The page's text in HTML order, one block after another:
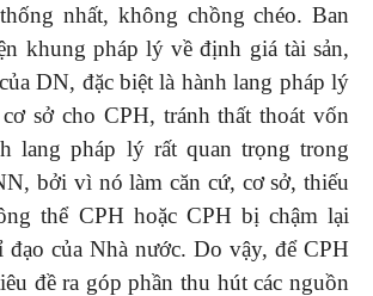
nhất, không chồng chéo. Ban
khung pháp lý về định giá tài sản,
DN, đặc biệt là hành lang pháp lý
sở cho CPH, tránh thất thoát vốn
lang pháp lý rất quan trọng trong
bởi vì nó làm căn cứ, cơ sở, thiếu
thể CPH hoặc CPH bị chậm lại
đạo của Nhà nước. Do vậy, để CPH
đề ra góp phần thu hút các nguồn